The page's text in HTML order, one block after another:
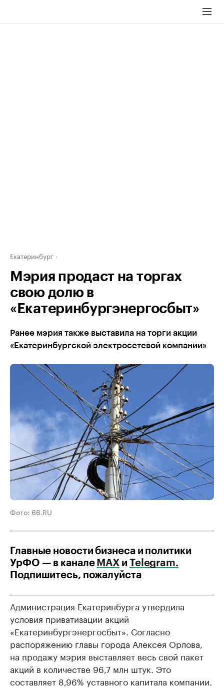
Екатеринбург
Мэрия продаст на торгах
свою долю в
«Екатеринбургэнергосбыт»
Ранее мэрия также выставила на торги акции
«Екатеринбургской электросетевой компании»
Фото: 66.RU
Главные новости бизнеса и политики
УрФО — в канале МАХ и Telegram.
Подпишитесь, пожалуйста
Администрация Екатеринбурга утвердила
условия приватизации акций
«Екатеринбургэнергосбыт». Согласно
распоряжению главы города Алексея Орлова,
на продажу мэрия выставляет весь свой пакет
акций в количестве 96,7 млн штук. Это
составляет 8,96% уставного капитала компании.